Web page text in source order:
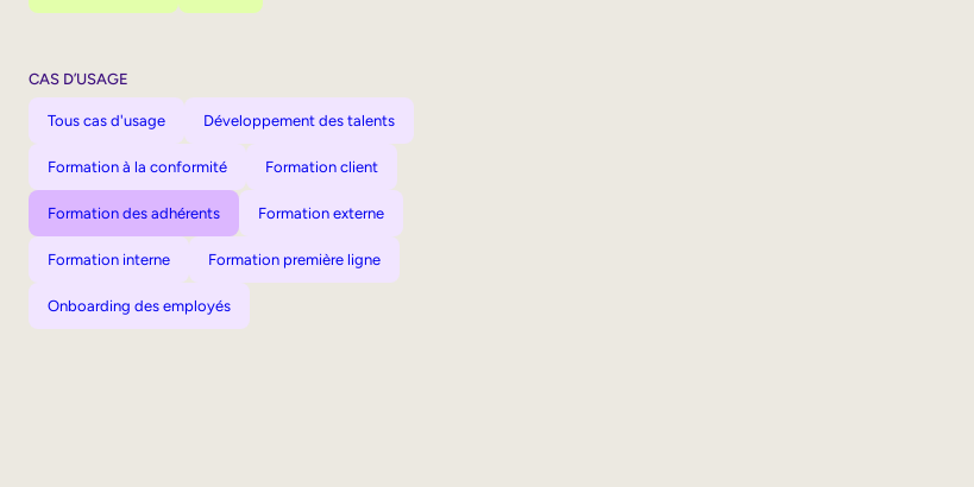
CAS D’USAGE
Tous cas d'usage Développement des talents
Formation à la conformité Formation client
Formation des adhérents Formation externe
Formation interne Formation première ligne
Onboarding des employés